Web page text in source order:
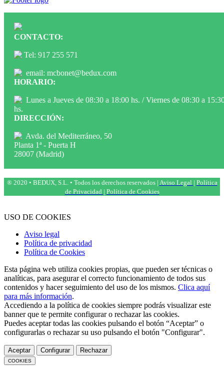
CONTACTO:
Tel: 917 255 571
email: mcbonet@bedux.com
HORARIO:
Lunes a Jueves de 08:30 a 18:00 hs. / Viernes de 08:30 a
hs.
DIRECCIÓN:
Avda. del Mediterráneo, 50
Planta 1ª - Puerta H
28007 (Madrid)
® 2020 • BEDUX, S.L. • Todos los derechos reservados | Aviso Legal | Política
de Privacidad | Política de Cookies
USO DE COOKIES
Aviso legal
Política de privacidad
Política de Cookies
Esta página web utiliza cookies propias, que pueden ser técnicas o
analíticas, para asegurar el correcto funcionamiento de todos sus
contenidos y hacer seguimiento del uso de los mismos. Clica aquí
para más información.
Accediendo a la política de cookies siempre podrás visualizar este
banner que te permite configurar o rechazar las cookies.
Puedes aceptar todas las cookies pulsando el botón “Aceptar” o
configurarlas o rechazar su uso pulsando el botón "Configurar".
Aceptar Configurar Rechazar
COOKIES